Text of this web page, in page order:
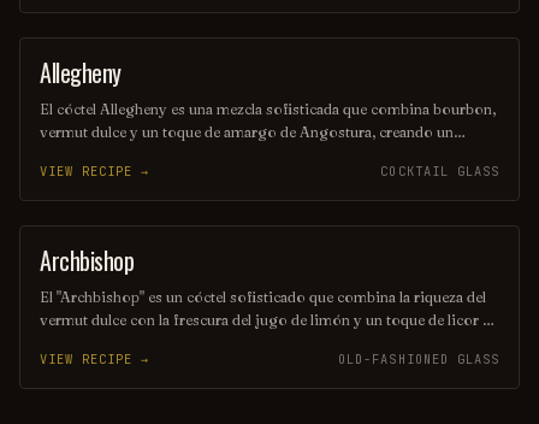
buscan una bebida elegante y sofisticada. Ideal para disfrutar en una
noche especial o como aperitivo antes de una cena.
ORDINARY DRINK
Allegheny
El cóctel Allegheny es una mezcla sofisticada que combina bourbon,
vermut dulce y un toque de amargo de Angostura, creando un
elegante y su sabor profundo evocan la esencia de la región de los
Apalaches, ideal para disfrutar en una noche especial.
VIEW RECIPE → COCKTAIL GLASS
ORDINARY DRINK
Archbishop
El "Archbishop" es un cóctel sofisticado que combina la riqueza del
vermut dulce con la frescura del jugo de limón y un toque de licor de
perfecto entre dulzura y acidez, ideal para quienes buscan una
experiencia única y refinada. Su presentación y sabor lo convierten
VIEW RECIPE → OLD-FASHIONED GLASS